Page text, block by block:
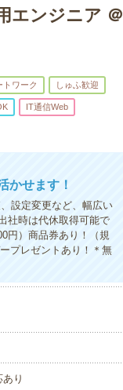
エンジニア ＠
トワーク しゅふ歓迎
IT通信Web
かせます！
設定変更など、幅広い
社時は代休取得可能で
円）商品券あり！（規
プレゼントあり！＊無
り